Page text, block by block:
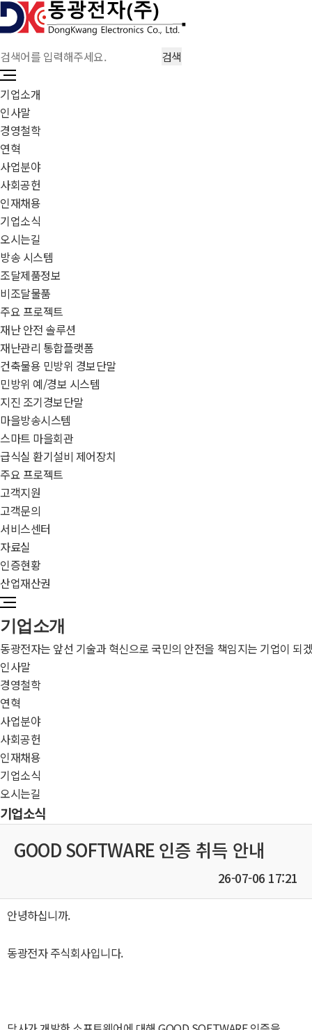
기업소개
인사말
경영철학
연혁
사업분야
사회공헌
인재채용
기업소식
오시는길
방송 시스템
조달제품정보
비조달물품
주요 프로젝트
재난 안전 솔루션
재난관리 통합플랫폼
건축물용 민방위 경보단말
민방위 예/경보 시스템
지진 조기경보단말
마을방송시스템
스마트 마을회관
급식실 환기설비 제어장치
주요 프로젝트
고객지원
고객문의
서비스센터
자료실
인증현황
산업재산권
기업소개
동광전자는 앞선 기술과 혁신으로 국민의 안전을 책임지는 기업이 되
인사말
경영철학
연혁
사업분야
사회공헌
인재채용
기업소식
오시는길
기업소식
GOOD SOFTWARE 인증 취득 안내
26-07-06 17:21
본문
안녕하십니까.
동광전자 주식회사입니다.